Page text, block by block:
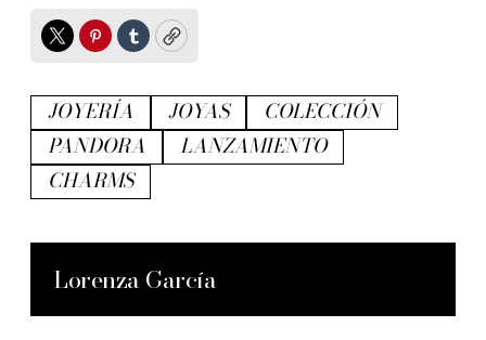
TwitterPinterest
TumblrCopy
JOYERÍA JOYAS
COLECCIÓN
PANDORA
LANZAMIENTO
CHARMS
Lorenza García